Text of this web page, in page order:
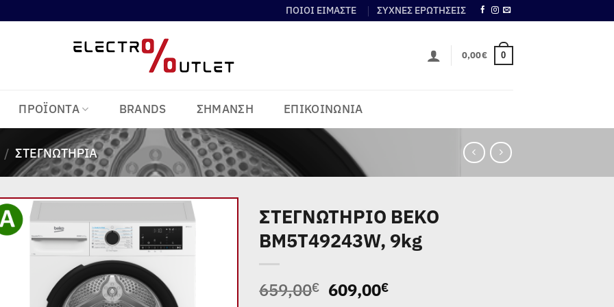
ΠΟΙΟΙ ΕΙΜΑΣΤΕ ΣΥΧΝΕΣ ΕΡΩΤΗΣΕΙΣ
0,00€ 0
ΠΡΟΪΟΝΤΑ BRANDS ΣΗΜΑΝΣΗ ΕΠΙΚΟΙΝΩΝΙΑ
/ ΣΤΕΓΝΩΤΉΡΙΑ
ΣΤΕΓΝΩΤΗΡΙΟ BEKO
BM5T49243W, 9kg
659,00€ Original
609,00€Η